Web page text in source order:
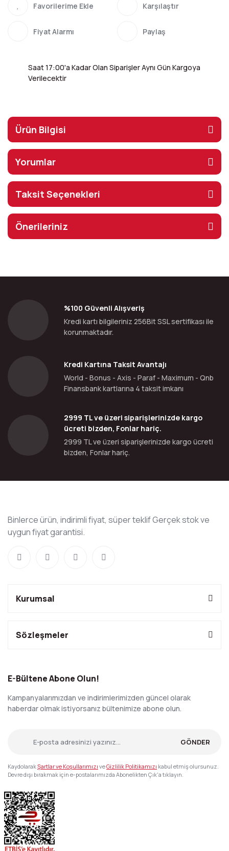
Karşılaştır
Fiyat Alarmı Paylaş
Saat 17:00'a Kadar Olan Siparişler Aynı Gün Kargoya
Verilecektir
Ürün Bilgisi
Yorumlar
Taksit Seçenekleri
Önerileriniz
%100 Güvenli Alışveriş
Kredi kartı bilgileriniz 256Bit SSL sertifikası ile
korunmaktadır.
Kredi Kartına Taksit Avantajı
World - Bonus - Axis - Paraf - Maximum - Qnb
Finansbank kartlarına 4 taksit imkanı
2999 TL ve üzeri siparişlerinizde kargo
ücreti bizden, Fonlar hariç.
2999 TL ve üzeri siparişlerinizde kargo ücreti
bizden, Fonlar hariç.
Binlerce ürün, indirimli fiyat, süper teklif Gerçek stok ve
uygun fiyat garantisi.
Kurumsal
Sözleşmeler
E-Bültene Abone Olun!
Kampanyalarımızdan ve indirimlerimizden güncel olarak
haberdar olmak istiyorsanız bültenimize abone olun.
GÖNDER
KaydolarakŞartlar ve Koşullarımızı veGizlilik Politikamızı kabul etmiş olursunuz.
Devre dışı bırakmak için e-postalarımızda Abonelikten Çık'a tıklayın.